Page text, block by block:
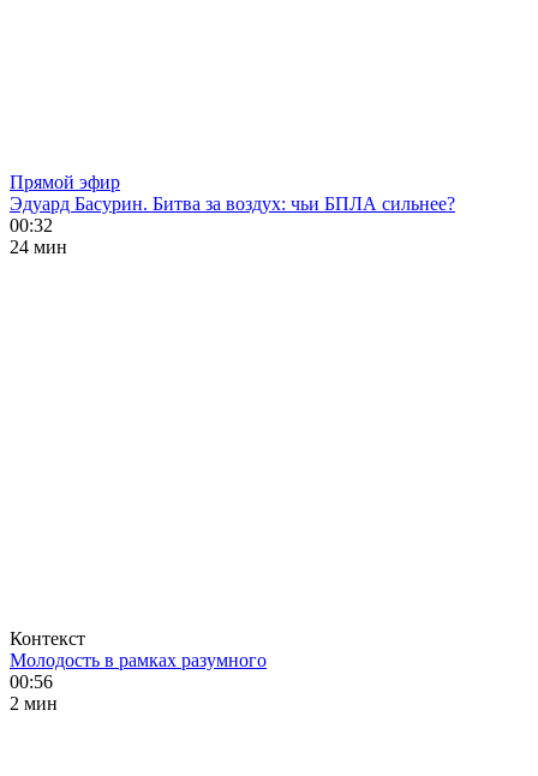
Прямой эфир
Эдуард Басурин. Битва за воздух: чьи БПЛА сильнее?
00:32
24 мин
Контекст
Молодость в рамках разумного
00:56
2 мин